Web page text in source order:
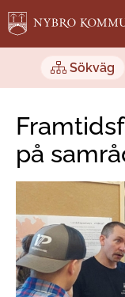
Sökväg
på